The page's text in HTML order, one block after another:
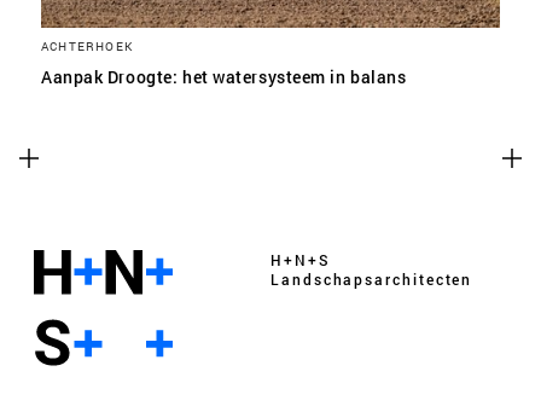
ACHTERHOEK
Aanpak Droogte: het watersysteem in balans
H+N+S
Landschaps­architecten